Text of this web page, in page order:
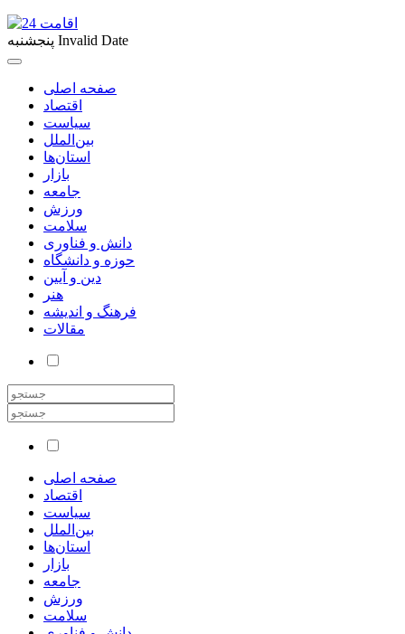
پنجشنبه Invalid Date
صفحه اصلی
اقتصاد
سیاست
بین‌الملل
استان‌ها
بازار
جامعه
ورزش
سلامت
دانش و فناوری
حوزه و دانشگاه
دین و آیین
هنر
فرهنگ و اندیشه
مقالات
صفحه اصلی
اقتصاد
سیاست
بین‌الملل
استان‌ها
بازار
جامعه
ورزش
سلامت